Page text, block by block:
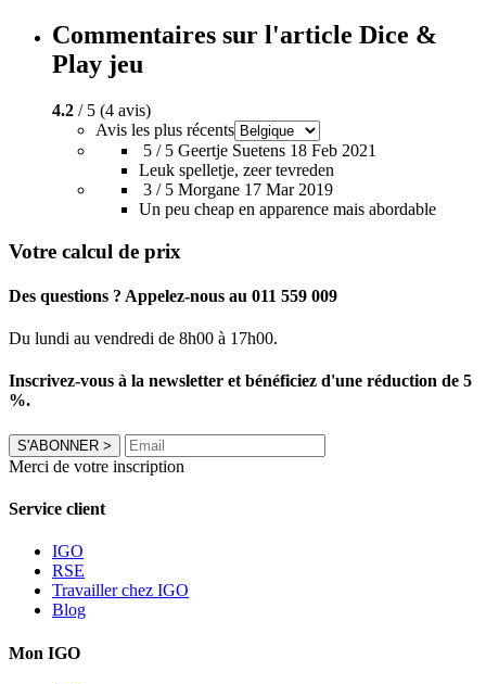
Commentaires sur l'article Dice &
Play jeu
4.2 / 5 (4 avis)
Avis les plus récents
5 / 5 Geertje Suetens 18 Feb 2021
Leuk spelletje, zeer tevreden
3 / 5 Morgane 17 Mar 2019
Un peu cheap en apparence mais abordable
Votre calcul de prix
Des questions ? Appelez-nous au 011 559 009
Du lundi au vendredi de 8h00 à 17h00.
Inscrivez-vous à la newsletter et bénéficiez d'une réduction de 5
%.
S'ABONNER >
Merci de votre inscription
Service client
IGO
RSE
Travailler chez IGO
Blog
Mon IGO